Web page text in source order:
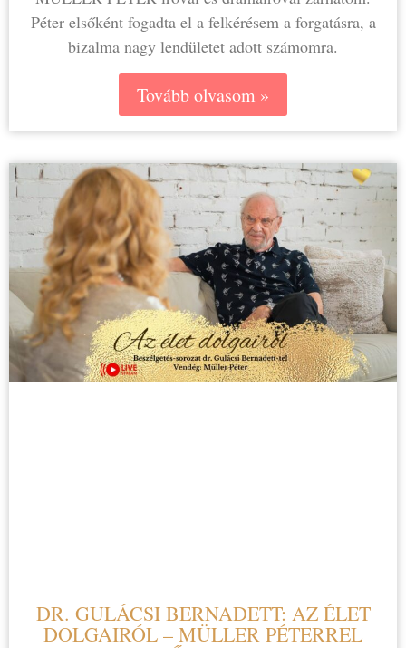
Péter elsőként fogadta el a felkérésem a forgatásra, a
bizalma nagy lendületet adott számomra.
Tovább olvasom »
DR. GULÁCSI BERNADETT: AZ ÉLET
DOLGAIRÓL – MÜLLER PÉTERREL